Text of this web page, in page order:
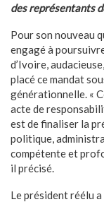
des représentants
Pour son nouveau
engagé à
d’Ivoire,
placé ce mandat
générationnelle. «
acte de
est de finaliser la
politique,
compétente et
il précisé.
Le président réélu